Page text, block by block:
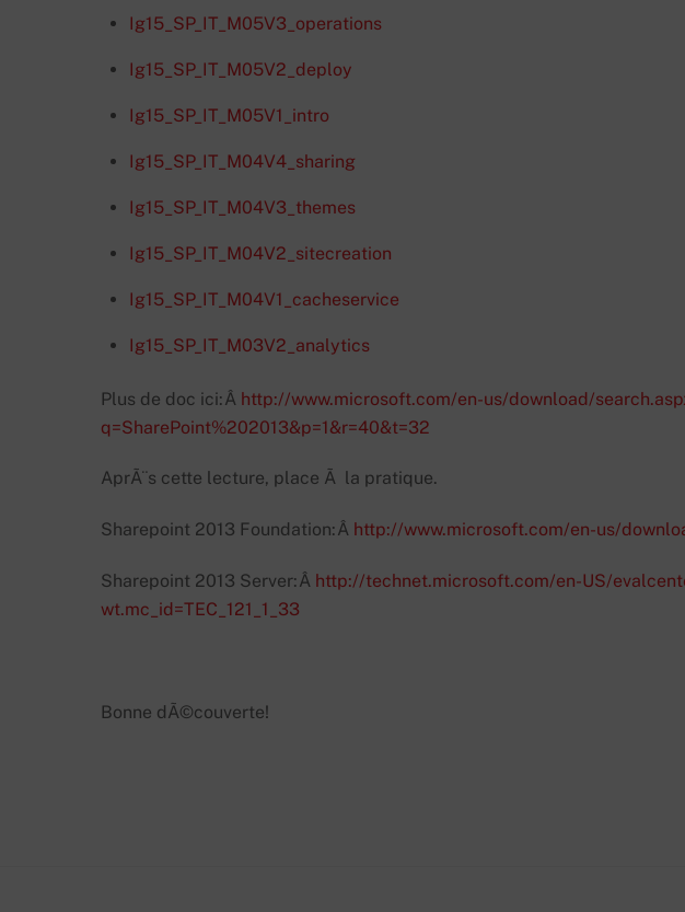
Ig15_SP_IT_M05V3_operations
Ig15_SP_IT_M05V2_deploy
Ig15_SP_IT_M05V1_intro
Ig15_SP_IT_M04V4_sharing
Ig15_SP_IT_M04V3_themes
Ig15_SP_IT_M04V2_sitecreation
Ig15_SP_IT_M04V1_cacheservice
Ig15_SP_IT_M03V2_analytics
Plus de doc ici:Â http://www.microsoft.com/en-us/download/
q=SharePoint%202013&p=1&r=40&t=32
AprÃ¨s cette lecture, place Ã la pratique.
Sharepoint 2013 Foundation:Â http://www.microsoft.com/en-us/
Sharepoint 2013 Server:Â http://technet.microsoft.com/en-US/
wt.mc_id=TEC_121_1_33
Bonne dÃ©couverte!